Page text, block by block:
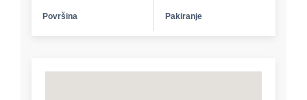
Površina Pakiranje